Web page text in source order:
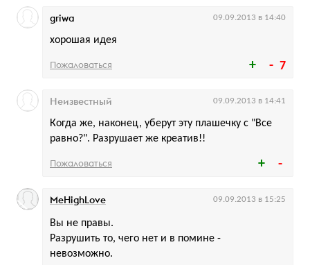
7
хорошая идея
griwa 09.09.2013 в 14:40
Пожаловаться
Когда же, наконец, уберут эту плашечку с "Все
равно?". Разрушает же креатив!!
Неизвестный 09.09.2013 в 14:41
Пожаловаться
Вы не правы.
Разрушить то, чего нет и в помине -
невозможно.
MeHighLove 09.09.2013 в 15:25